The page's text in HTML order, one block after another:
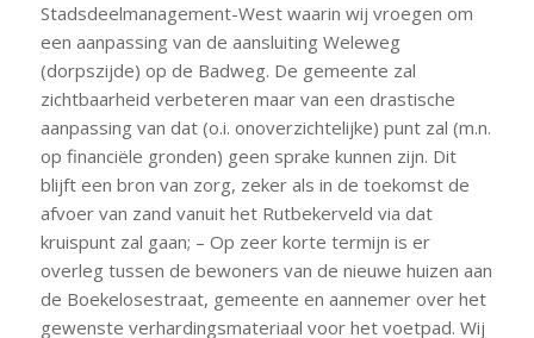
Stadsdeelmanagement-West waarin wij vroegen om
een aanpassing van de aansluiting Weleweg
(dorpszijde) op de Badweg. De gemeente zal
zichtbaarheid verbeteren maar van een drastische
aanpassing van dat (o.i. onoverzichtelijke) punt zal (m.n.
op financiële gronden) geen sprake kunnen zijn. Dit
blijft een bron van zorg, zeker als in de toekomst de
afvoer van zand vanuit het Rutbekerveld via dat
kruispunt zal gaan; – Op zeer korte termijn is er
overleg tussen de bewoners van de nieuwe huizen aan
de Boekelosestraat, gemeente en aannemer over het
gewenste verhardingsmateriaal voor het voetpad. Wij